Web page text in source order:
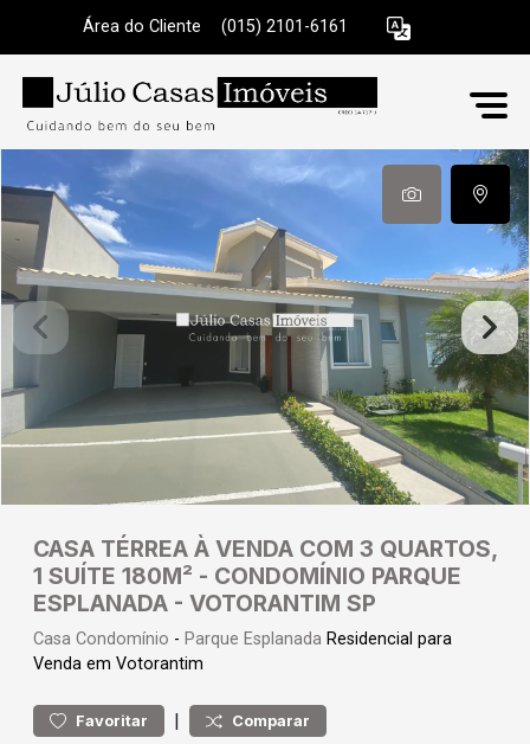
Área do Cliente (015) 2101-6161
CASA TÉRREA À VENDA COM 3 QUARTOS,
1 SUÍTE 180M² - CONDOMÍNIO PARQUE
ESPLANADA - VOTORANTIM SP
Casa Condomínio - Parque Esplanada Residencial para
Venda em Votorantim
Favoritar | Comparar